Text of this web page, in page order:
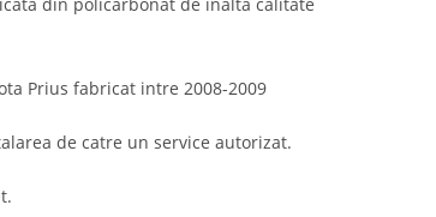
Prius fabricat intre 2008-2009
de catre un service autorizat.